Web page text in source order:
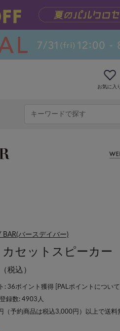
お気に入
BAR(バースデイバー)
セットスピーカー
（税込）
: 36ポイント獲得 [ PALポイントについて
録数: 4903 人
（予約商品は税込3,000円）以上で送料